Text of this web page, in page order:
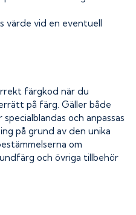
värde vid en eventuell
färgkod när du
på färg. Gäller både
och anpassas
på grund av den unika
om
och övriga tillbehör